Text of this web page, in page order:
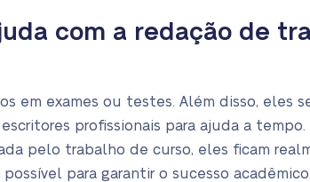
com a redação de
em exames ou testes. Além disso, eles
profissionais para ajuda a tempo.
pelo trabalho de curso, eles ficam
para garantir o sucesso